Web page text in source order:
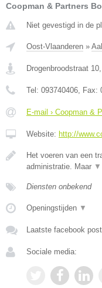
Coopman & Partners
Niet gevestigd in de
Oost-Vlaanderen »
Drogenbroodstraat 10
Tel: 093740406 , Fax:
E-mail › Coopman &
Website: http://
Het voeren van een
administratie. Maar ▼
Diensten onbekend
Openingstijden ▼
Laatste facebook
Sociale media: